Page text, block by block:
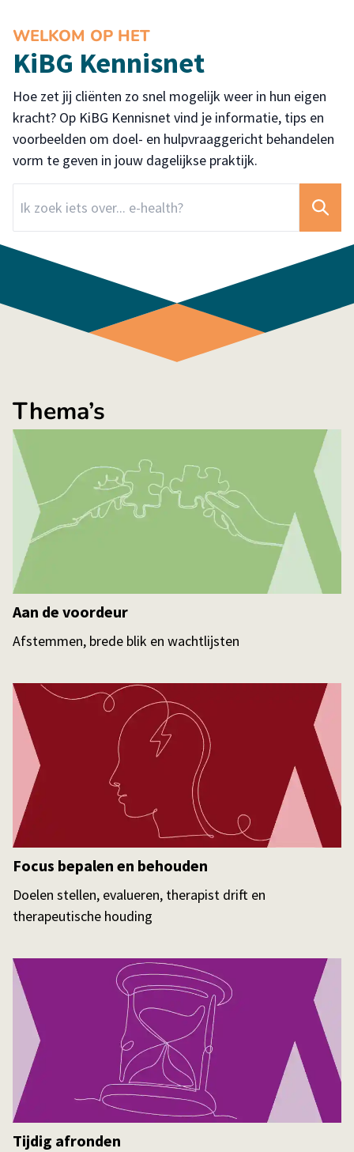
WELKOM OP HET
KiBG Kennisnet
Hoe zet jij cliënten zo snel mogelijk weer in hun eigen
kracht? Op KiBG Kennisnet vind je informatie, tips en
voorbeelden om doel- en hulpvraaggericht behandelen
vorm te geven in jouw dagelijkse praktijk.
Thema’s
Aan de voordeur
Afstemmen, brede blik en wachtlijsten
Focus bepalen en behouden
Doelen stellen, evalueren, therapist drift en
therapeutische houding
Tijdig afronden